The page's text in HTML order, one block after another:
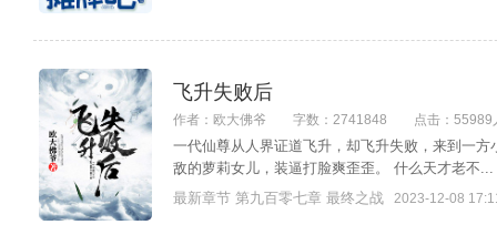
飞升失败后
作者：欧大佛爷 字数：2741848 点击：55989
一代仙尊从人界证道飞升，却飞升失败，来到一
敌的萝莉女儿，装逼打脸爽歪歪。 什么天才老不...
最新章节 第九百零七章 最终之战
2023-12-08